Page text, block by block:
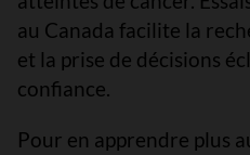
au Canada facilite la
et la prise de décisions
confiance.
Pour en apprendre plus